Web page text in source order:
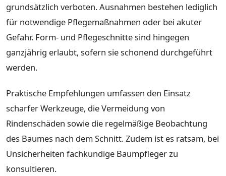
grundsätzlich verboten. Ausnahmen bestehen lediglich
für notwendige Pflegemaßnahmen oder bei akuter
Gefahr. Form- und Pflegeschnitte sind hingegen
ganzjährig erlaubt, sofern sie schonend durchgeführt
werden.
Praktische Empfehlungen umfassen den Einsatz
scharfer Werkzeuge, die Vermeidung von
Rindenschäden sowie die regelmäßige Beobachtung
des Baumes nach dem Schnitt. Zudem ist es ratsam, bei
Unsicherheiten fachkundige Baumpfleger zu
konsultieren.